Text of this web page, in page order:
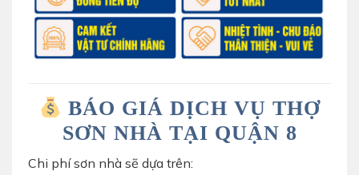
BÁO GIÁ DỊCH VỤ THỢ
SƠN NHÀ TẠI QUẬN 8
Chi phí sơn nhà sẽ dựa trên: